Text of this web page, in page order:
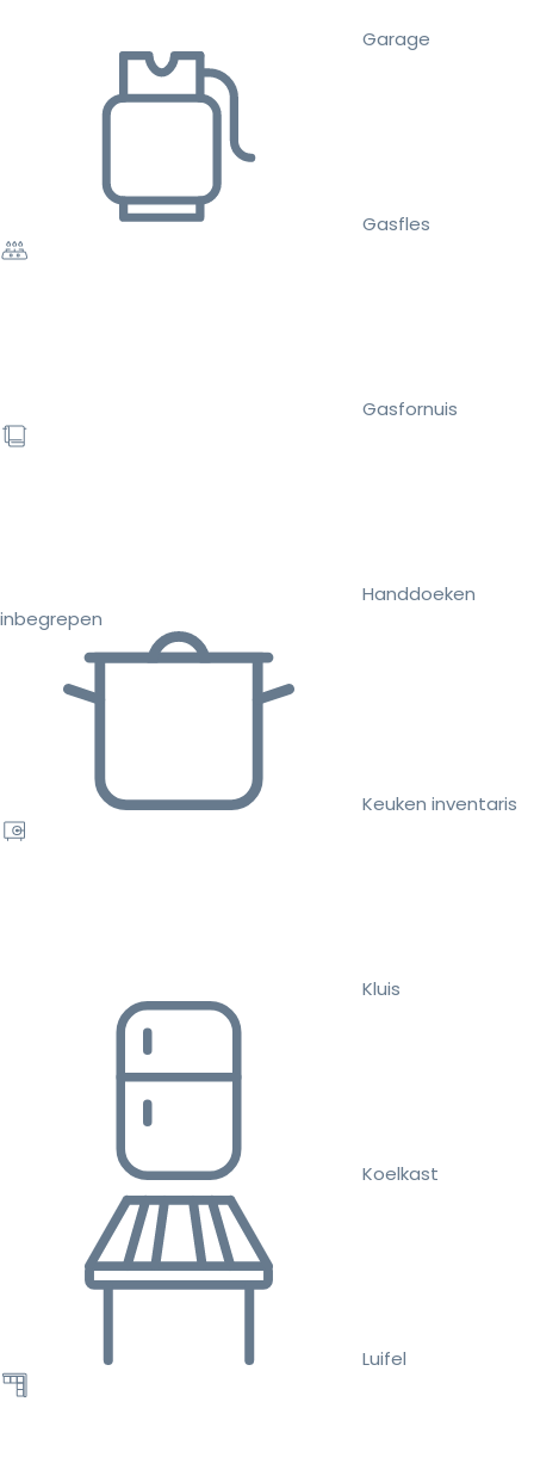
Garage
Gasfles
Gasfornuis
Handdoeken
inbegrepen
Keuken inventaris
Kluis
Koelkast
Luifel